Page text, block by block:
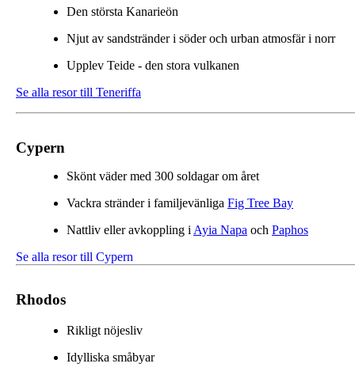
Den största Kanarieön
Njut av sandstränder i söder och urban atmosfär i norr
Upplev Teide - den stora vulkanen
Se alla resor till Teneriffa
Cypern
Skönt väder med 300 soldagar om året
Vackra stränder i familjevänliga Fig Tree Bay
Nattliv eller avkoppling i Ayia Napa och Paphos
Se alla resor till Cypern
Rhodos
Rikligt nöjesliv
Idylliska småbyar